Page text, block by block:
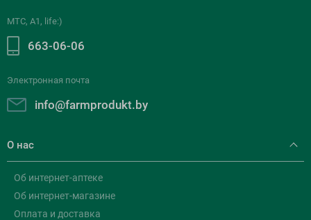
МТС, A1, life:)
663-06-06
Электронная почта
info@farmprodukt.by
О нас
Об интернет-аптеке
Об интернет-магазине
Оплата и доставка